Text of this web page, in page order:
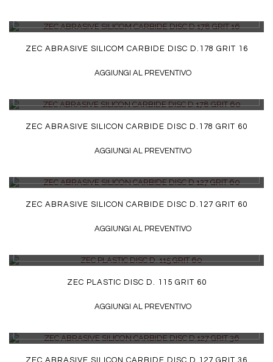
ZEC ABRASIVE SILICOM CARBIDE DISC D.178 GRIT 16
AGGIUNGI AL PREVENTIVO
ZEC ABRASIVE SILICON CARBIDE DISC D.178 GRIT 60
AGGIUNGI AL PREVENTIVO
ZEC ABRASIVE SILICON CARBIDE DISC D.127 GRIT 60
AGGIUNGI AL PREVENTIVO
ZEC PLASTIC DISC D. 115 GRIT 60
AGGIUNGI AL PREVENTIVO
ZEC ABRASIVE SILICON CARBIDE DISC D.127 GRIT 36